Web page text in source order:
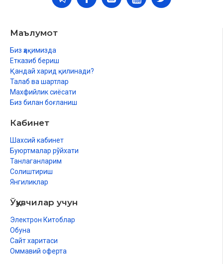
Маълумот
Биз ҳақимизда
Етказиб бериш
Қандай харид қилинади?
Талаб ва шартлар
Махфийлик сиёсати
Биз билан боғланиш
Кабинет
Шахсий кабинет
Буюртмалар рўйхати
Танлаганларим
Солиштириш
Янгиликлар
Ўқувчилар учун
Электрон Китоблар
Обуна
Сайт харитаси
Оммавий оферта